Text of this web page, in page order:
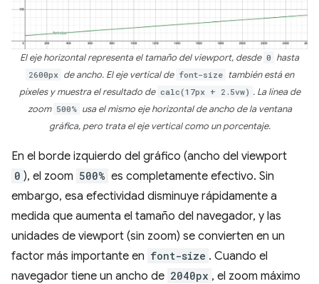
El eje horizontal representa el tamaño del viewport, desde 0 hasta
2600px de ancho. El eje vertical de font-size
también está en
píxeles y muestra el resultado de calc(17px + 2.5vw) . La línea de
zoom 500% usa el mismo eje horizontal de ancho de la ventana
gráfica, pero trata el eje vertical como un porcentaje.
En el borde izquierdo del gráfico (ancho del viewport
0 ), el zoom 500% es completamente efectivo. Sin
embargo, esa efectividad disminuye rápidamente a
medida que aumenta el tamaño del navegador, y las
unidades de viewport (sin zoom) se convierten en un
factor más importante en font-size . Cuando el
navegador tiene un ancho de 2040px , el zoom máximo